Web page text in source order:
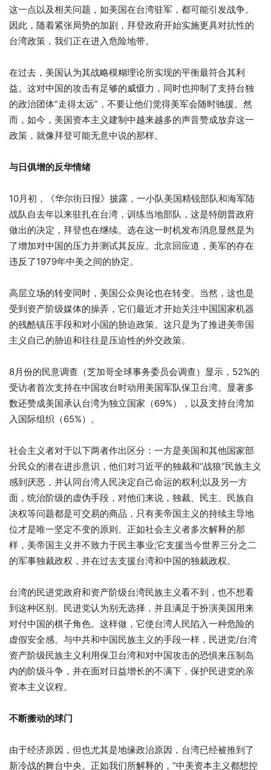
这一点以及相关问题，如美国在台湾驻军，都可能引发战争。
因此，随着紧张局势的加剧，拜登政府开始实施更具对抗性的
台湾政策，我们正在进入危险地带。
在过去，美国认为其战略模糊理论所实现的平衡最符合其利
益。这对中国的攻击有足够的威慑力，同时也抑制了支持台独
的政治团体“走得太远”，不要让他们觉得美军会随时驰援。然
而，如今，美国资本主义建制中越来越多的声音赞成放弃这一
政策，就像拜登可能无意中说的那样。
与日俱增的反华情绪
10月初，《华尔街日报》披露，一小队美国精锐部队和海军陆
战队自去年以来驻扎在台湾，训练当地部队，这是特朗普政府
做出的决定，拜登也在继续。选在这一时机发布消息显然是为
了增加对中国的压力并测试其反应。北京回应道，美军的存在
违反了1979年中美之间的协定。
高层立场的转变同时，美国公众舆论也在转变。当然，这也是
受到资产阶级媒体的操弄，它们最近才开始关注中国国家机器
的残酷镇压手段和对小国的胁迫政策。这只是为了推进美帝国
主义自己的胁迫和往往是压迫性的外交政策。
8月份的民意调查（芝加哥全球事务委员会调查）显示，52%的
受访者首次支持在中国攻台时动用美国军队保卫台湾。显著多
数还赞成美国承认台湾为独立国家（69%），以及支持台湾加
入国际组织（65%）。
社会主义者对于以下两者作出区分：一方是美国和其他国家部
分民众的潜在进步意识，他们对习近平的独裁和“战狼”民族主义
感到厌恶，并认同台湾人民决定自己命运的权利;以及另一方
面，统治阶级的虚伪手段，对他们来说，独裁、民主、民族自
决权等问题都是可交易的商品，只有美帝国主义的持续主导地
位才是唯一坚定不变的原则。正如社会主义者多次解释的那
样，美帝国主义并不致力于民主事业;它支援当今世界三分之二
的军事独裁政权，并在过去支援台湾和中国的独裁政权。
台湾的民进党政府和资产阶级台湾民族主义看不到，也不想看
到这种区别。民进党认为别无选择，并且满足于扮演美国用来
对付中国的棋子角色。这样做，它使台湾人民陷入一种危险的
虚假安全感。与中共和中国民族主义的手段一样，民进党/台湾
资产阶级民族主义利用保卫台湾和对中国攻击的恐惧来压制岛
内的阶级斗争，并在面对日益增长的不满下，保护民进党的亲
资本主义议程。
不断搬动的球门
由于经济原因，但也尤其是地缘政治原因，台湾已经被推到了
新冷战的舞台中央。正如我们所解释的，“中美资本主义都想控